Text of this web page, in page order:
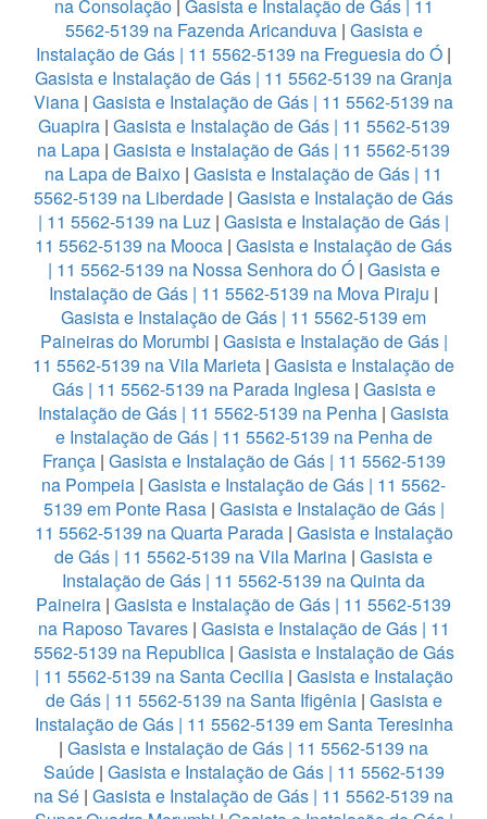
na Consolação | Gasista e Instalação de Gás | 11
5562-5139 na Fazenda Aricanduva| Gasista e
Instalação de Gás | 11 5562-5139 na Freguesia do Ó |
Gasista e Instalação de Gás | 11 5562-5139 na Granja
Viana | Gasista e Instalação de Gás | 11 5562-5139 na
Guapira| Gasista e Instalação de Gás | 11 5562-5139
na Lapa | Gasista e Instalação de Gás | 11 5562-5139
na Lapa de Baixo | Gasista e Instalação de Gás | 11
5562-5139 na Liberdade | Gasista e Instalação de Gás
| 11 5562-5139 na Luz | Gasista e Instalação de Gás |
11 5562-5139 na Mooca | Gasista e Instalação de Gás
| 11 5562-5139 na Nossa Senhora do Ó| Gasista e
Instalação de Gás | 11 5562-5139 na Mova Piraju |
Gasista e Instalação de Gás | 11 5562-5139 em
Paineiras do Morumbi | Gasista e Instalação de Gás |
11 5562-5139 na Vila Marieta | Gasista e Instalação de
Gás | 11 5562-5139 na Parada Inglesa | Gasista e
Instalação de Gás | 11 5562-5139 na Penha | Gasista
e Instalação de Gás | 11 5562-5139 na Penha de
França | Gasista e Instalação de Gás | 11 5562-5139
na Pompeia | Gasista e Instalação de Gás | 11 5562-
5139 em Ponte Rasa| Gasista e Instalação de Gás |
11 5562-5139 na Quarta Parada| Gasista e Instalação
de Gás | 11 5562-5139 na Vila Marina | Gasista e
Instalação de Gás | 11 5562-5139 na Quinta da
Paineira | Gasista e Instalação de Gás | 11 5562-5139
na Raposo Tavares| Gasista e Instalação de Gás | 11
5562-5139 na Republica| Gasista e Instalação de Gás
| 11 5562-5139 na Santa Cecilia| Gasista e Instalação
de Gás | 11 5562-5139 na Santa Ifigênia | Gasista e
Instalação de Gás | 11 5562-5139 em Santa Teresinha
| Gasista e Instalação de Gás | 11 5562-5139 na
Saúde| Gasista e Instalação de Gás | 11 5562-5139
na Sé | Gasista e Instalação de Gás | 11 5562-5139 na